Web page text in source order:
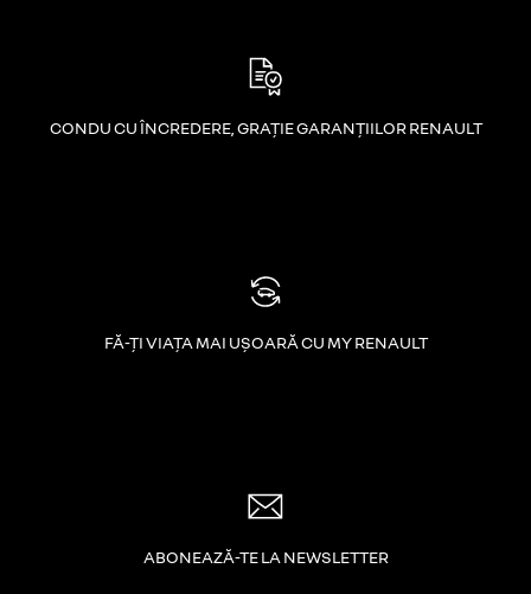
CONDU CU ÎNCREDERE, GRAȚIE GARANȚIILOR RENAULT
FĂ-ȚI VIAȚA MAI UȘOARĂ CU MY RENAULT
ABONEAZĂ-TE LA NEWSLETTER